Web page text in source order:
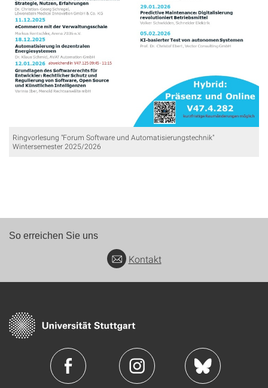
Ringvorlesung "Forum Software und Automatisierungstechnik"
Wintersemester 2025/2026
So erreichen Sie uns
Kontakt